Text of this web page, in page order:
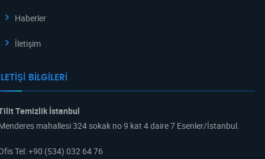
Haberler
İletişim
BILGILERI
Temizlik İstanbul
mahallesi 324 sokak no 9 kat 4 daire 7 Esenler/İstanbul.
Tel:+90 (534) 032 64 76